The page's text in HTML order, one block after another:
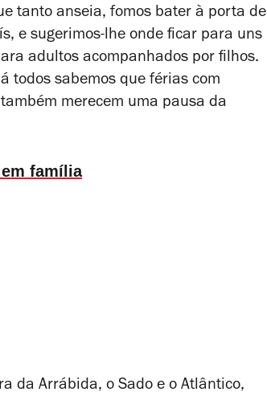
tanto anseia, fomos bater à porta de
e sugerimos-lhe onde ficar para uns
adultos acompanhados por filhos.
todos sabemos que férias com
merecem uma pausa da
família
da Arrábida, o Sado e o Atlântico,